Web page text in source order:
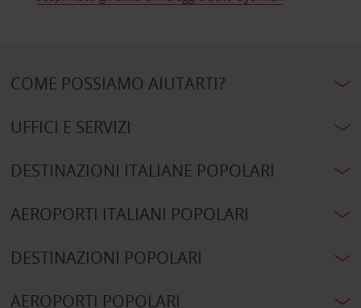
COME POSSIAMO AIUTARTI?
UFFICI E SERVIZI
DESTINAZIONI ITALIANE POPOLARI
AEROPORTI ITALIANI POPOLARI
DESTINAZIONI POPOLARI
AEROPORTI POPOLARI